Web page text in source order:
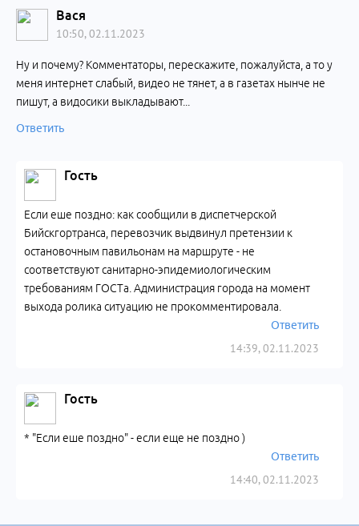
Вася
10:50, 02.11.2023
Ну и почему? Комментаторы, перескажите, пожалуйста, а то у
меня интернет слабый, видео не тянет, а в газетах нынче не
пишут, а видосики выкладывают...
Ответить
Гость
14:39, 02.11.2023
Если еше поздно: как сообщили в диспетчерской
Бийскгортранса, перевозчик выдвинул претензии к
остановочным павильонам на маршруте - не
соответствуют санитарно-эпидемиологическим
требованиям ГОСТа. Администрация города на момент
выхода ролика ситуацию не прокомментировала.
Ответить
Гость
14:40, 02.11.2023
* "Если еше поздно" - если еще не поздно )
Ответить